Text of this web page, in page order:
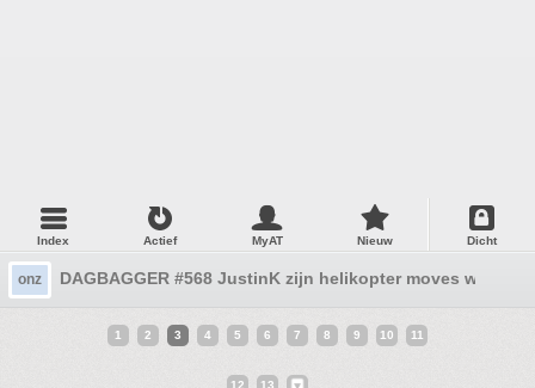
Index Actief MyAT Nieuw Dicht
onz DAGBAGGER #568 JustinK zijn helikopter moves worden
1 2 3 4 5 6 7 8 9 10 11
12 13